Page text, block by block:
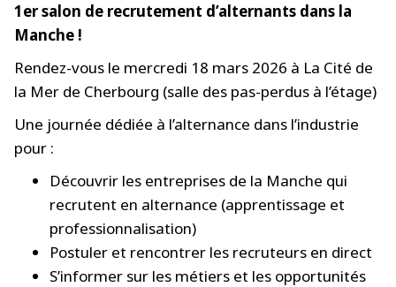
1er salon de recrutement d’alternants dans la
Manche !
Rendez-vous le mercredi 18 mars 2026 à La Cité de
la Mer de Cherbourg (salle des pas-perdus à l’étage)
Une journée dédiée à l’alternance dans l’industrie
pour :
Découvrir les entreprises de la Manche qui
recrutent en alternance (apprentissage et
professionnalisation)
Postuler et rencontrer les recruteurs en direct
S’informer sur les métiers et les opportunités